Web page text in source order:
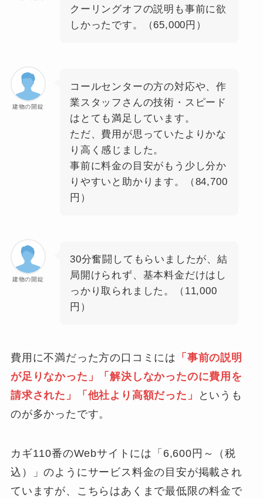
クーリングオフの説明も事前に欲
しかったです。（65,000円）
建物の開錠
コールセンターの方の対応や、作
業スタッフさんの技術・スピード
はとても満足しています。
ただ、費用が思っていたよりかな
り高く感じました。
事前に料金の目安がもう少し分か
りやすいと助かります。（84,700
円）
建物の開錠
30分奮闘してもらいましたが、結
局開けられず、基本料金だけはし
っかり取られました。（11,000
円）
費用に不満だった方の口コミには 「事前の説明
が足りなかった」「解決しなかったのに費用を
請求された」「他社より高額だった」
というも
のが多かったです。
カギ110番のWebサイトには「6,600円～（税
込）」のようにサービス料金の目安が掲載され
ていますが、こちらはあくまで最低限の料金で